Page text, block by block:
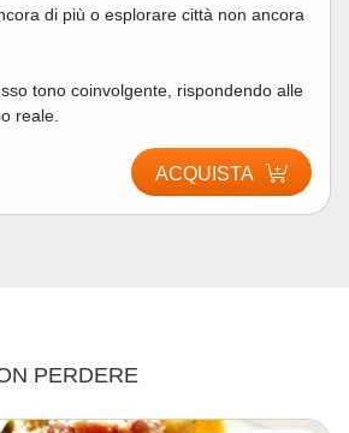
di più o esplorare città non ancora
tono coinvolgente, rispondendo alle
reale.
ACQUISTA
PERDERE